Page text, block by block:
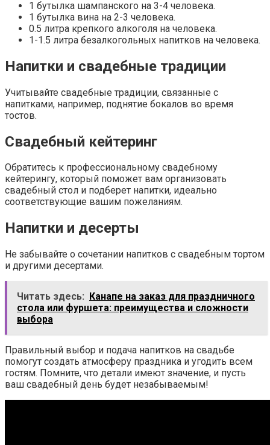
1 бутылка шампанского на 3-4 человека.
1 бутылка вина на 2-3 человека.
0.5 литра крепкого алкоголя на человека.
1-1.5 литра безалкогольных напитков на человека.
Напитки и свадебные традиции
Учитывайте свадебные традиции, связанные с
напитками, например, поднятие бокалов во время
тостов.
Свадебный кейтеринг
Обратитесь к профессиональному свадебному
кейтерингу, который поможет вам организовать
свадебный стол и подберет напитки, идеально
соответствующие вашим пожеланиям.
Напитки и десерты
Не забывайте о сочетании напитков с свадебным тортом
и другими десертами.
Читать здесь:
Канапе на заказ для праздничного
стола или фуршета: преимущества и сложности
выбора
Правильный выбор и подача напитков на свадьбе
помогут создать атмосферу праздника и угодить всем
гостям. Помните, что детали имеют значение, и пусть
ваш свадебный день будет незабываемым!